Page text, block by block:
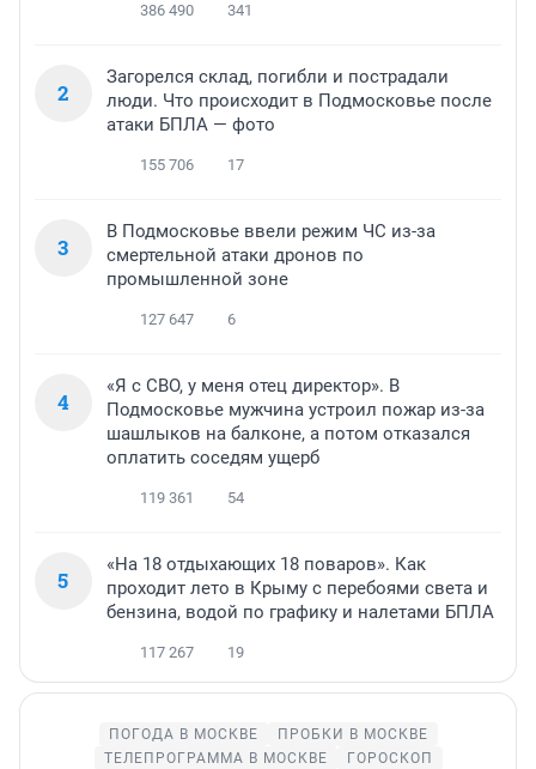
386 490 341
2
Загорелся склад, погибли и пострадали
люди. Что происходит в Подмосковье после
атаки БПЛА — фото
155 706 17
3
В Подмосковье ввели режим ЧС из-за
смертельной атаки дронов по
промышленной зоне
127 647 6
4
«Я с СВО, у меня отец директор». В
Подмосковье мужчина устроил пожар из-за
шашлыков на балконе, а потом отказался
оплатить соседям ущерб
119 361 54
5
«На 18 отдыхающих 18 поваров». Как
проходит лето в Крыму с перебоями света и
бензина, водой по графику и налетами БПЛА
117 267 19
ПОГОДА В МОСКВЕ
ПРОБКИ В МОСКВЕ
ТЕЛЕПРОГРАММА В МОСКВЕ
ГОРОСКОП